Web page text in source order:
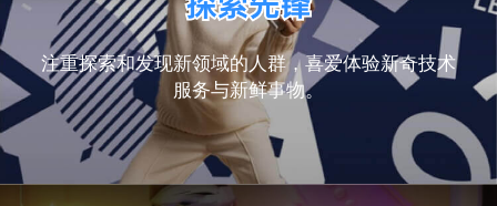
注重探索和发现新领域的人群，喜爱体验新奇技术
服务与新鲜事物。